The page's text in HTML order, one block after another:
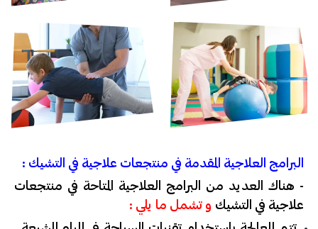
البرامج العلاجية المقدمة في منتجعات علاجية في التشيك :
- هناك العديد من البرامج العلاجية المتاحة في منتجعات
علاجية في التشيك و تشمل ما يلي :